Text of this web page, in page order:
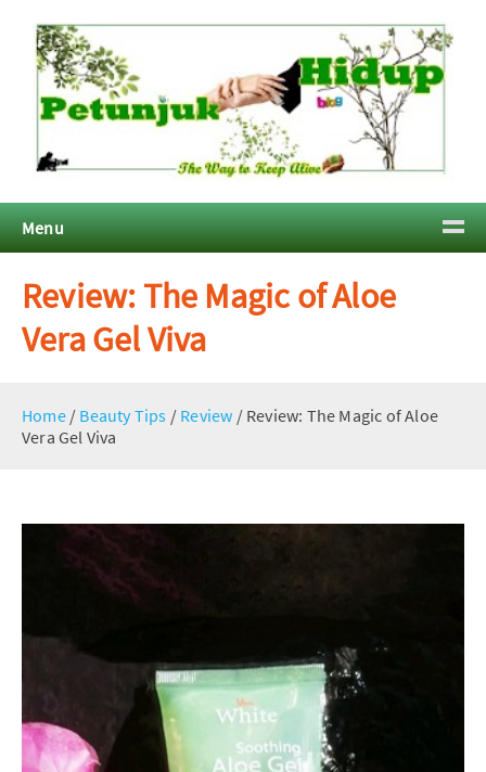
Menu
Review: The Magic of Aloe
Vera Gel Viva
Home / Beauty Tips / Review / Review: The Magic of Aloe
Vera Gel Viva